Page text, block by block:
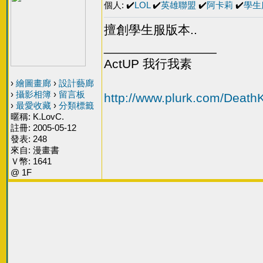
› 繪圖畫廊 › 設計藝廊
› 攝影相簿 › 留言板
› 最愛收藏 › 分類標籤
暱稱: K.LovC.
註冊: 2005-05-12
發表: 248
來自: 漫畫書
Ｖ幣: 1641
@ 1F
個人: ✔️LOL✔️英雄聯盟 ✔️阿卡莉 ✔️學生
擅創學生服版本..
ActUP 我行我素
http://www.plurk.com/